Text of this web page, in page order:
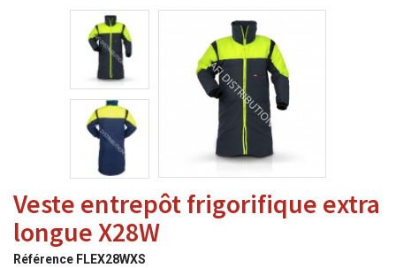
Veste entrepôt frigorifique extra
longue X28W
Référence FLEX28WXS